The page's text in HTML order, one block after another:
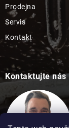
Prodejna
Servis
Kontakt
Kontaktujte nás